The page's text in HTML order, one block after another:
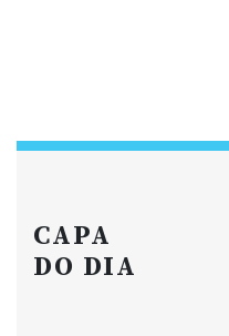
CAPA
DO DIA